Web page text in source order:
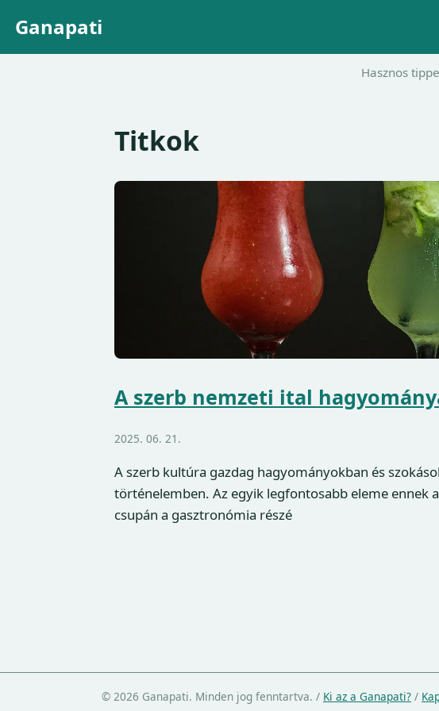
Ganapati
Hasznos
Titkok
A szerb nemzeti ital
2025. 06. 21.
A szerb kultúra gazdag hagyományokban és
történelemben. Az egyik legfontosabb eleme ennek
csupán a gasztronómia részé
© 2026 Ganapati. Minden jog fenntartva. / Ki az a Ganapati? /